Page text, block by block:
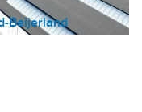
Beijerland